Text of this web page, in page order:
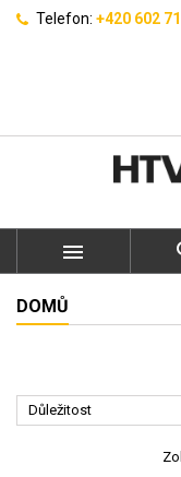
Telefon: +420 602

DOMŮ
Důležitost